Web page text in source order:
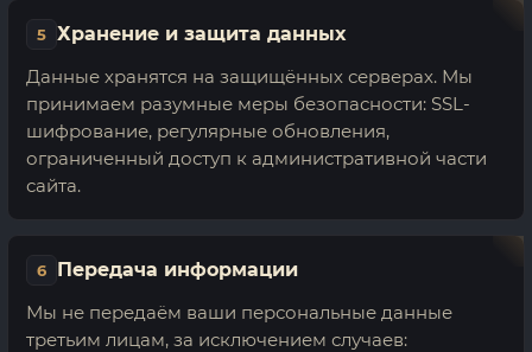
5 Хранение и защита данных
Данные хранятся на защищённых серверах. Мы
принимаем разумные меры безопасности: SSL-
шифрование, регулярные обновления,
ограниченный доступ к административной части
сайта.
6 Передача информации
Мы не передаём ваши персональные данные
третьим лицам, за исключением случаев: